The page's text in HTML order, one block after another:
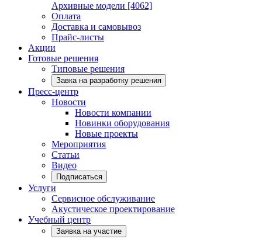
Архивные модели [4062]
Оплата
Доставка и самовывоз
Прайс-листы
Акции
Готовые решения
Типовые решения
Завка на разработку решения
Пресс-центр
Новости
Новости компании
Новинки оборудования
Новые проекты
Мероприятия
Статьи
Видео
Подписаться
Услуги
Сервисное обслуживание
Акустическое проектирование
Учебный центр
Заявка на участие